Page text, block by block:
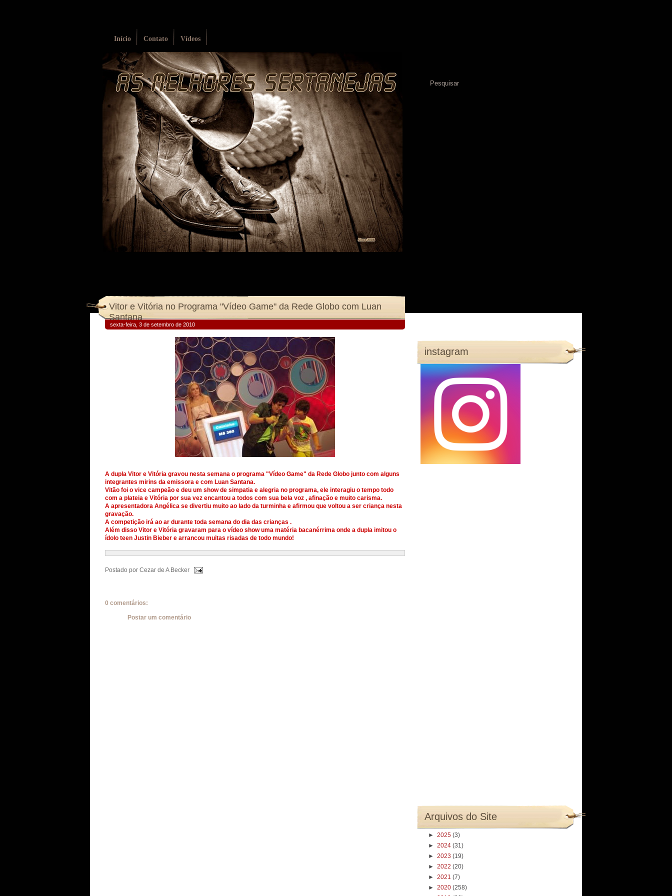
Início Contato Vídeos
Vitor e Vitória no Programa "Vídeo Game" da Rede Globo com Luan
Santana
sexta-feira, 3 de setembro de 2010
A dupla Vitor e Vitória gravou nesta semana o programa "Vídeo Game" da Rede Globo junto com alguns
integrantes mirins da emissora e com Luan Santana.
Vitão foi o vice campeão e deu um show de simpatia e alegria no programa, ele interagiu o tempo todo
com a plateia e Vitória por sua vez encantou a todos com sua bela voz , afinação e muito carisma.
A apresentadora Angélica se divertiu muito ao lado da turminha e afirmou que voltou a ser criança nesta
gravação.
A competição irá ao ar durante toda semana do dia das crianças .
Além disso Vitor e Vitória gravaram para o vídeo show uma matéria bacanérrima onde a dupla imitou o
ídolo teen Justin Bieber e arrancou muitas risadas de todo mundo!
Postado por Cezar de A Becker
0 comentários:
Postar um comentário
instagram
Arquivos do Site
► 2025 (3)
► 2024 (31)
► 2023 (19)
► 2022 (20)
► 2021 (7)
► 2020 (258)